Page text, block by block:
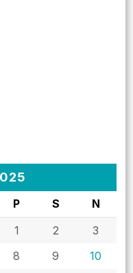
P S
N
1
2
3
8 9
10